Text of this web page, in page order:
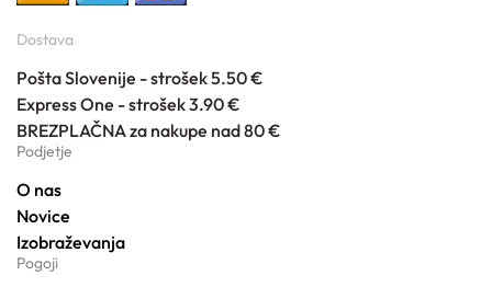
Dostava
Pošta Slovenije - strošek 5.50 €
Express One - strošek 3.90 €
BREZPLAČNA za nakupe nad 80 €
Podjetje
O nas
Novice
Izobraževanja
Pogoji